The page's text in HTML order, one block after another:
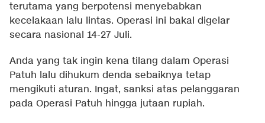
terutama yang berpotensi menyebabkan
kecelakaan lalu lintas. Operasi ini bakal digelar
secara nasional 14-27 Juli.
Anda yang tak ingin kena tilang dalam Operasi
Patuh lalu dihukum denda sebaiknya tetap
mengikuti aturan. Ingat, sanksi atas pelanggaran
pada Operasi Patuh hingga jutaan rupiah.